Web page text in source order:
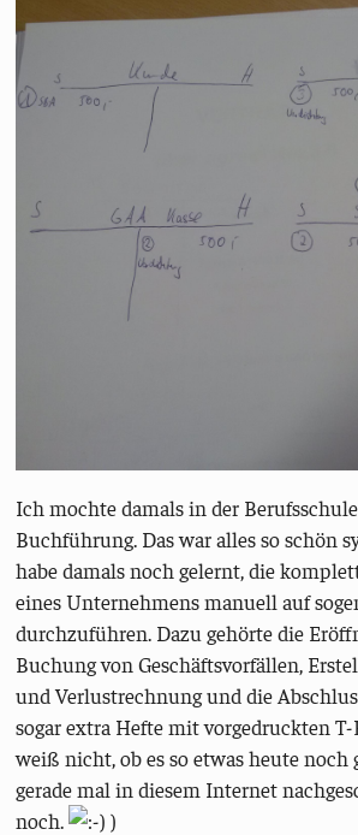
Ich mochte damals in der
Buchführung. Das war alles so schön
habe damals noch gelernt, die
eines Unternehmens manuell auf
durchzuführen. Dazu gehörte die
Buchung von Geschäftsvorfällen,
und Verlustrechnung und die
sogar extra Hefte mit vorgedruckten
weiß nicht, ob es so etwas heute noch
gerade mal in diesem Internet
noch.
)